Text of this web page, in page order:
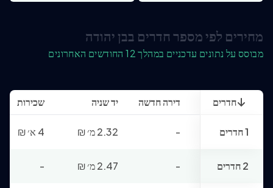
מחירים לפי מספר חדרים בבן יהודה
מבוסס על נתונים עדכניים במהלך 12 החודשים האחרונים
חדרים דירה חדשה יד שניה שכירות
1 חדרים - 2.32 מ׳ ₪ 4 א׳ ₪
2 חדרים - 2.47 מ׳ ₪
-